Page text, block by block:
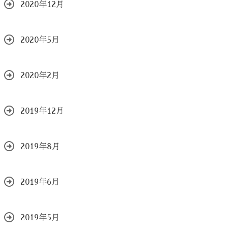
2020年12月
2020年5月
2020年2月
2019年12月
2019年8月
2019年6月
2019年5月